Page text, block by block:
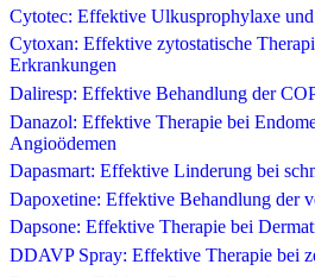
Cytotec: Effektive Ulkusprophylaxe
Cytoxan: Effektive zytostatische
Erkrankungen
Daliresp: Effektive Behandlung der
Danazol: Effektive Therapie bei
Angioödemen
Dapasmart: Effektive Linderung bei
Dapoxetine: Effektive Behandlung der
Dapsone: Effektive Therapie bei
DDAVP Spray: Effektive Therapie bei